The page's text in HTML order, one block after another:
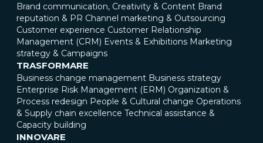
Brand communication, Creativity & Content Brand
reputation & PR Channel marketing & Outsourcing
Customer experience Customer Relationship
Management (CRM) Events & Exhibitions Marketing
strategy & Campaigns
TRASFORMARE
Business change management Business strategy
Enterprise Risk Management (ERM) Organization &
Process redesign People & Cultural change Operations
& Supply chain excellence Technical assistance &
Capacity building
INNOVARE